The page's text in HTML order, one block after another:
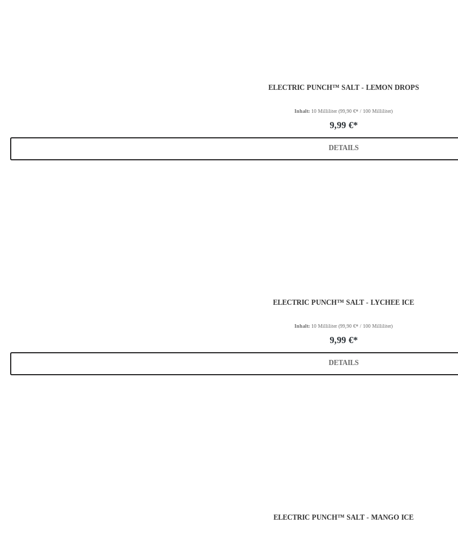
ELECTRIC PUNCH™ SALT - LEMON DROPS
Inhalt: 10 Milliliter(99,90 €* / 100 Milliliter)
9,99 €*
DETAILS
ELECTRIC PUNCH™ SALT - LYCHEE ICE
Inhalt: 10 Milliliter(99,90 €* / 100 Milliliter)
9,99 €*
DETAILS
ELECTRIC PUNCH™ SALT - MANGO ICE